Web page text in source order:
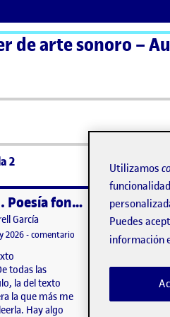
de arte sonoro –
2
Módulo 8. Poesía fonética y acción
García
publicación
2026-comentario en Módulo 8. Poesía
todas las
la del texto
la que más me
Hay algo
Publicado
Carlos
me di
Utilizamos
Puedes
información